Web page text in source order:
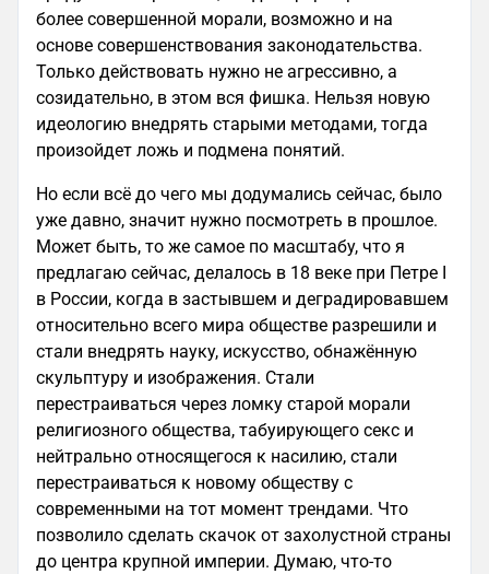
более совершенной морали, возможно и на
основе совершенствования законодательства.
Только действовать нужно не агрессивно, а
созидательно, в этом вся фишка. Нельзя новую
идеологию внедрять старыми методами, тогда
произойдет ложь и подмена понятий.
Но если всё до чего мы додумались сейчас, было
уже давно, значит нужно посмотреть в прошлое.
Может быть, то же самое по масштабу, что я
предлагаю сейчас, делалось в 18 веке при Петре I
в России, когда в застывшем и деградировавшем
относительно всего мира обществе разрешили и
стали внедрять науку, искусство, обнажённую
скульптуру и изображения. Стали
перестраиваться через ломку старой морали
религиозного общества, табуирующего секс и
нейтрально относящегося к насилию, стали
перестраиваться к новому обществу с
современными на тот момент трендами. Что
позволило сделать скачок от захолустной страны
до центра крупной империи. Думаю, что-то